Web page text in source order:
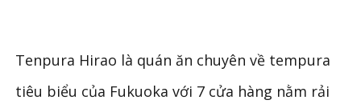
Tenpura Hirao là quán ăn chuyên về tempura
tiêu biểu của Fukuoka với 7 cửa hàng nằm rải